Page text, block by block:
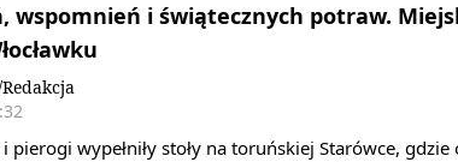
wspomnień i świątecznych potraw.
pierogi wypełniły stoły na toruńskiej Starówce, gdzie